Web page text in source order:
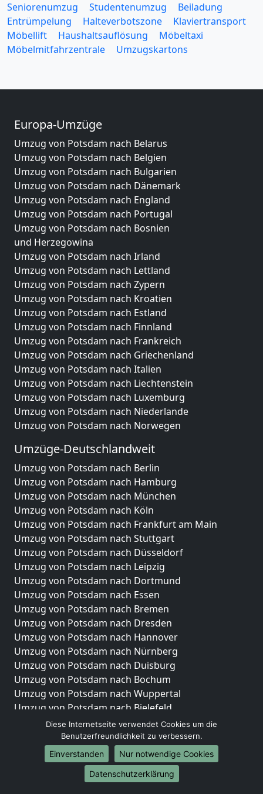
Seniorenumzug
Studentenumzug
Beiladung
Entrümpelung
Halteverbotszone
Klaviertransport
Möbellift
Haushaltsauflösung
Möbeltaxi
Möbelmitfahrzentrale
Umzugskartons
Europa-Umzüge
Umzug von Potsdam nach Belarus
Umzug von Potsdam nach Belgien
Umzug von Potsdam nach Bulgarien
Umzug von Potsdam nach Dänemark
Umzug von Potsdam nach England
Umzug von Potsdam nach Portugal
Umzug von Potsdam nach Bosnien
und Herzegowina
Umzug von Potsdam nach Irland
Umzug von Potsdam nach Lettland
Umzug von Potsdam nach Zypern
Umzug von Potsdam nach Kroatien
Umzug von Potsdam nach Estland
Umzug von Potsdam nach Finnland
Umzug von Potsdam nach Frankreich
Umzug von Potsdam nach Griechenland
Umzug von Potsdam nach Italien
Umzug von Potsdam nach Liechtenstein
Umzug von Potsdam nach Luxemburg
Umzug von Potsdam nach Niederlande
Umzug von Potsdam nach Norwegen
Umzüge-Deutschlandweit
Umzug von Potsdam nach Berlin
Umzug von Potsdam nach Hamburg
Umzug von Potsdam nach München
Umzug von Potsdam nach Köln
Umzug von Potsdam nach Frankfurt am Main
Umzug von Potsdam nach Stuttgart
Umzug von Potsdam nach Düsseldorf
Umzug von Potsdam nach Leipzig
Umzug von Potsdam nach Dortmund
Umzug von Potsdam nach Essen
Umzug von Potsdam nach Bremen
Umzug von Potsdam nach Dresden
Umzug von Potsdam nach Hannover
Umzug von Potsdam nach Nürnberg
Umzug von Potsdam nach Duisburg
Umzug von Potsdam nach Bochum
Umzug von Potsdam nach Wuppertal
Umzug von Potsdam nach Bielefeld
Umzug von Potsdam nach Bonn
Umzug von Potsdam nach Münster
Internationale-Umzüge
Umzug von Potsdam nach Brasilien
Diese Internetseite verwendet Cookies um die
Benutzerfreundlichkeit zu verbessern.
Einverstanden
Nur notwendige Cookies
Datenschutzerklärung